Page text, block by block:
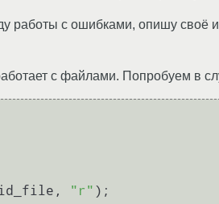
работы с ошибками, опишу
с файлами. Попробуем в
"r" );